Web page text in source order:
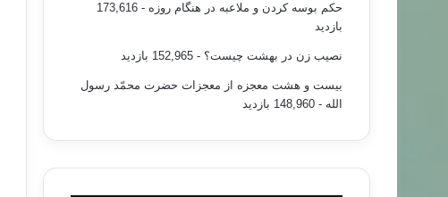
حکم بوسه کردن و ملاعبه در هنگام روزه
- 173,616
بازدید
نصیب زن در بهشت چیست؟ - 152,965 بازدید
بیست و هشت معجزه از معجزات حضرت محمّد رسول
الله - 148,960 بازدید